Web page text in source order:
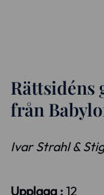
Rättsidéns
från
Ivar Strahl &
Upplaga :12